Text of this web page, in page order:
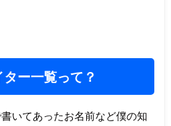
ター一覧って？
いてあったお名前など僕の知